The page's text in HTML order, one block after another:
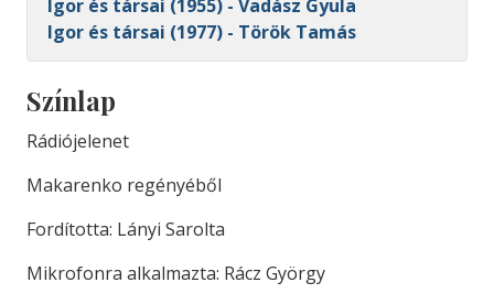
Igor és társai (1955) - Vadász Gyula
Igor és társai (1977) - Török Tamás
Színlap
Rádiójelenet
Makarenko regényéből
Fordította: Lányi Sarolta
Mikrofonra alkalmazta: Rácz György